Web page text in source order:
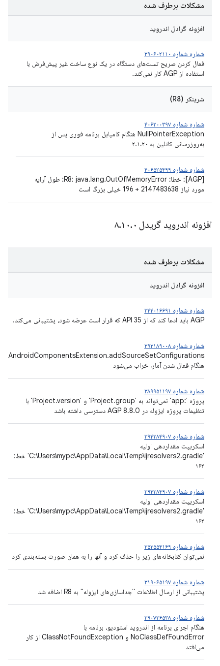
مشکلات برطرف شده
افزونه گرادل اندروید
شماره شماره ۳۹۰۶۰۲۱۱۰
فعال کردن صریح تست‌های دستگاه در یک نوع ساخت غیر پیش‌فرض با
استفاده از AGP کار نمی‌کند.
شرینکر (R8)
شماره شماره ۴۰۶۳۰۰۳۹۷
NullPointerException هنگام کامپایل برنامه فوری پس از
به‌روزرسانی کاتلین به ۲.۱.۲۰
شماره شماره ۴۰۶۵۲۵۴۹۹
[AGP]: خطا: R8: java.lang.OutOfMemoryError: طول آرایه
مورد نیاز 2147483638 + 196 خیلی بزرگ است
افزونه اندروید گریدل ۸ .۱۰.۰
مشکلات برطرف شده
افزونه گرادل اندروید
شماره شماره ۳۴۴۰۱۶۶۹۱
AGP باید ادعا کند که از API 35 که قرار است عرضه شود، پشتیبانی می‌کند.
شماره شماره ۳۹۳۱۸۹۰۰۸
AndroidComponentsExtension.addSourceSetConfigurations
هنگام فعال شدن آمار، خراب می‌شود
شماره شماره ۳۸۹۹۵۱۱۹۷
پروژه ':app' نمی‌تواند به 'Project.group' و 'Project.version' با
تنظیمات پروژه ایزوله در AGP 8.8.0 دسترسی داشته باشد
شماره شماره ۳۹۴۳۸۴۹۰۷
اسکریپت مقداردهی اولیه
'C:\Users\mypc\AppData\Local\Temp\ijresolvers2.gradle' خط:
۱۶۲
شماره شماره ۳۹۴۳۸۴۹۰۷
اسکریپت مقداردهی اولیه
'C:\Users\mypc\AppData\Local\Temp\ijresolvers2.gradle' خط:
۱۶۲
شماره شماره ۳۵۳۵۵۴۱۶۹
نمی‌توان کتابخانه‌های زیر را حذف کرد و آنها را به همان صورت بسته‌بندی کرد
شماره شماره ۳۱۹۰۶۵۱۹۷
پشتیبانی از ارسال اطلاعات "جداسازی‌های ایزوله" به R8 اضافه شد
شماره شماره ۳۹۰۷۳۶۵۳۸
هنگام اجرای برنامه از اندروید استودیو، برنامه با
NoClassDefFoundError و ClassNotFoundException از کار
می‌افتد